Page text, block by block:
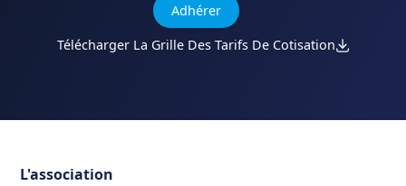
Adhérer
Télécharger La Grille Des Tarifs De Cotisation
L'association